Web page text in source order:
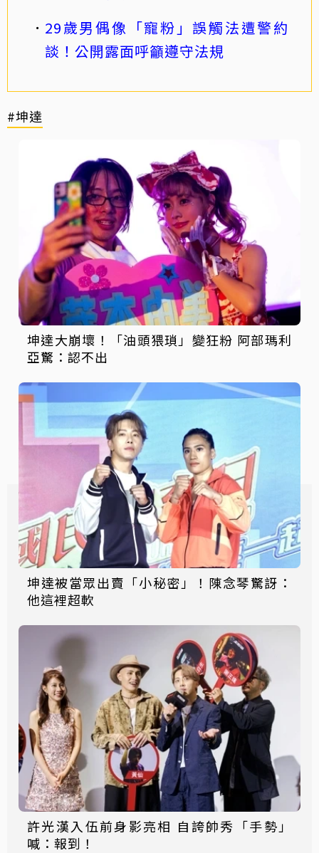
29歲男偶像「寵粉」誤觸法遭警約
談！公開露面呼籲遵守法規
#坤達
坤達大崩壞！「油頭猥瑣」變狂粉 阿部瑪利
亞驚：認不出
坤達被當眾出賣「小秘密」！陳念琴驚訝：
他這裡超軟
許光漢入伍前身影亮相 自誇帥秀「手勢」
喊：報到！